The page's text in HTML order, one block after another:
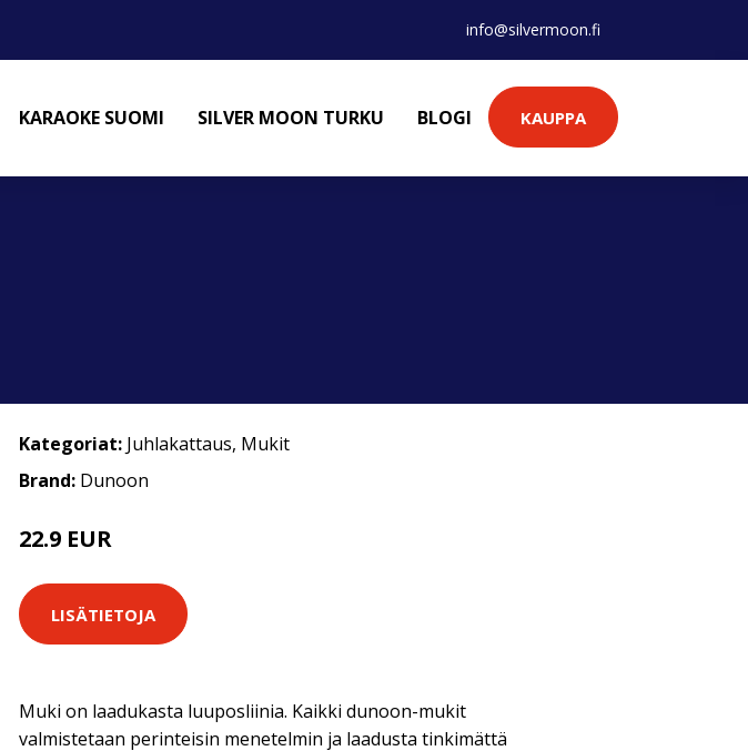
info@silvermoon.fi
KARAOKE SUOMI SILVER MOON TURKU BLOGI KAUPPA
Kategoriat: Juhlakattaus, Mukit
Brand: Dunoon
22.9 EUR
LISÄTIETOJA
Muki on laadukasta luuposliinia. Kaikki dunoon-mukit
valmistetaan perinteisin menetelmin ja laadusta tinkimättä